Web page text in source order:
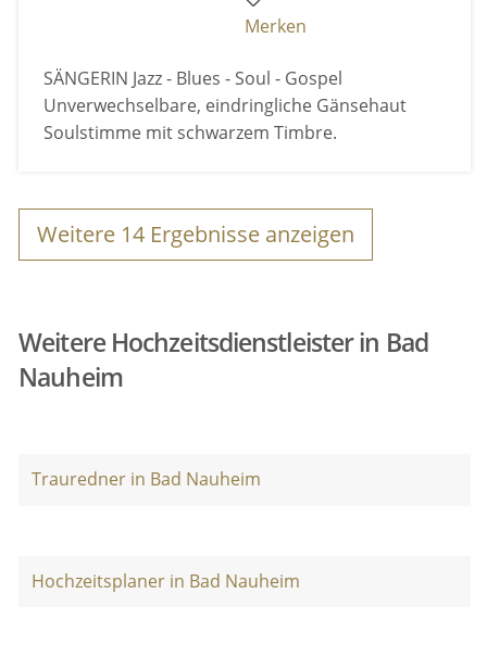
Merken
SÄNGERIN Jazz - Blues - Soul - Gospel
Unverwechselbare, eindringliche Gänsehaut
Soulstimme mit schwarzem Timbre.
Weitere 14 Ergebnisse anzeigen
Weitere Hochzeitsdienstleister in Bad
Nauheim
Trauredner in Bad Nauheim
Hochzeitsplaner in Bad Nauheim